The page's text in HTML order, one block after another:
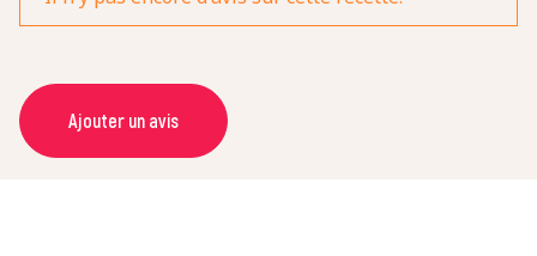
Ajouter un avis
NOM *